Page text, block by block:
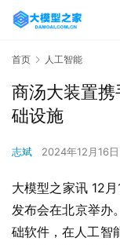
首页 人工智能
商汤大装置
础设施
志斌 2024年12月16
大模型之家讯 12
发布会在北京举办
础软件，在人工智